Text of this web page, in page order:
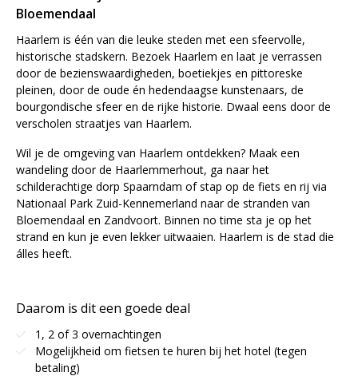
Bloemendaal
Haarlem is één van die leuke steden met een sfeervolle,
historische stadskern. Bezoek Haarlem en laat je verrassen
door de bezienswaardigheden, boetiekjes en pittoreske
pleinen, door de oude én hedendaagse kunstenaars, de
bourgondische sfeer en de rijke historie. Dwaal eens door de
verscholen straatjes van Haarlem.
Wil je de omgeving van Haarlem ontdekken? Maak een
wandeling door de Haarlemmerhout, ga naar het
schilderachtige dorp Spaarndam of stap op de fiets en rij via
Nationaal Park Zuid-Kennemerland naar de stranden van
Bloemendaal en Zandvoort. Binnen no time sta je op het
strand en kun je even lekker uitwaaien. Haarlem is de stad die
álles heeft.
Daarom is dit een goede deal
1, 2 of 3 overnachtingen
Mogelijkheid om fietsen te huren bij het hotel (tegen
betaling)